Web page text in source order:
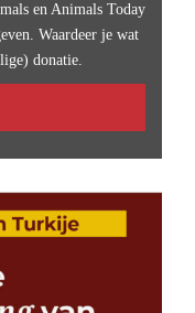
en Animals Today
Waardeer je wat
donatie.